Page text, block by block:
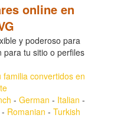
online en
y poderoso para
para tu sitio o perfiles
familia convertidos en
- German - Italian -
- Romanian - Turkish